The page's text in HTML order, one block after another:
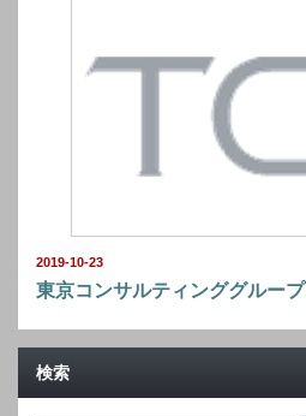
2019-10-23
東京コンサルティンググループ
検索